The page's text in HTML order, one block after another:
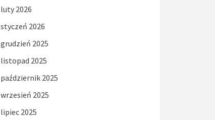
luty 2026
styczeń 2026
grudzień 2025
listopad 2025
październik 2025
wrzesień 2025
lipiec 2025